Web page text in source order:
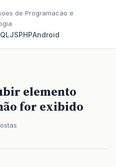
de Programacao e
JSPHPAndroid
elemento
for exibido